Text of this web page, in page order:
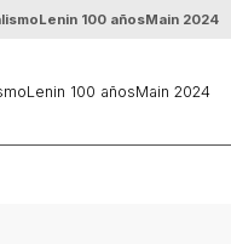
Lenin 100 añosMain 2024
Lenin 100 añosMain 2024